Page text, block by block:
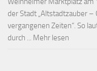
der Stadt „Altstadtzauber –
vergangenen Zeiten“. So
durch ... Mehr lesen